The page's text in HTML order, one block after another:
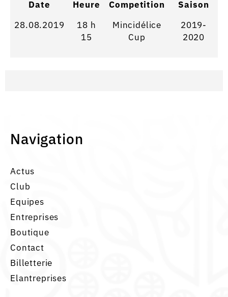
Date Heure Competition
Saison
28.08.2019
18 h
15
Mincidélice
Cup
2019-
2020
Navigation
Actus
Club
Equipes
Entreprises
Boutique
Contact
Billetterie
Elantreprises